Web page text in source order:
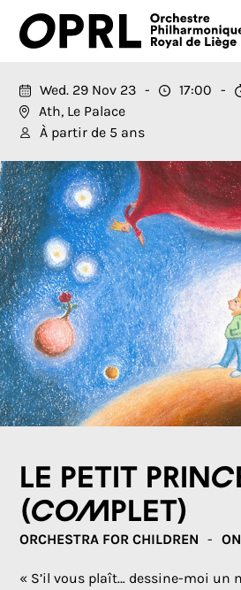
CONCERTS
26-27 SEASON
ORCHESTRA
PRACTICAL
MEDIA
Wed. 29 Nov 23 17:00
Ath, Le Palace
À partir de 5 ans
Le Petit
(COMPLET)
ORCHESTRA FOR CHILDREN
« S’il vous plaît… dessine-moi un